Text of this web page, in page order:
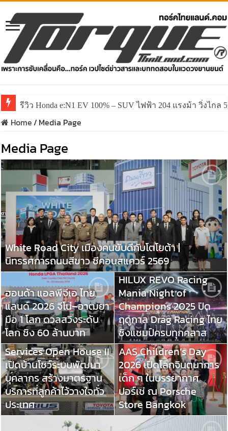
รีวิว Honda e:N1 EV 100% – SUV ไฟฟ้า 204 แรงม้า วิ่งไกล
Home/ Media Page
Media Page
White Road City เมืองคนขับดีกับโตโยต้า |
นิทรรศการถนนสีขาว ซีคอนสแควร์ 2569
ฮอนด้า แอลพีจีเอ ไทย
แลนด์ 2026 จีโน่–อาฒยา
มือ 1 โลก ดวลสวิงระดับ
โลก ชิง 60 ล้านบาท
HILUX REVO Racing
Mania Night of
Champions 2025 ปิด
ฤดูกาล Drag Racing ไทย
ชิงแชมป์ครบทุกคลาส
Toyota Trusted
Services Open House II
เปิดบ้านโชว์ระบบพัฒนา
บุคลากร สร้างมาตรฐาน
บริการที่ลูกค้าไว้วางใจทั่ว
ประเทศ
AAS Children’s Day
2026 เปิดโลกจินตนาการ
เด็ก ๆ ในบรรยากาศ
ปอร์เช่ ณ Porsche
Store Bangkok